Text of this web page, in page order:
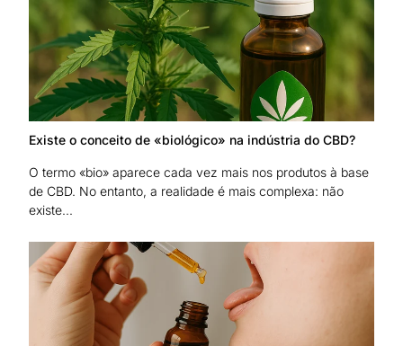
Existe o conceito de «biológico» na indústria do CBD?
O termo «bio» aparece cada vez mais nos produtos à base
de CBD. No entanto, a realidade é mais complexa: não
existe...